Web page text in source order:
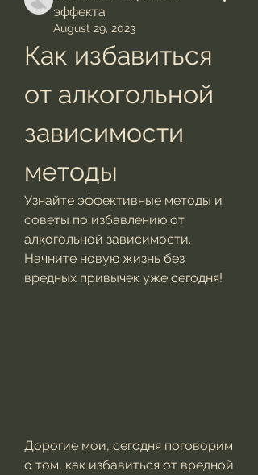
эффекта
August 29, 2023
Как избавиться
от алкогольной
зависимости
методы
Узнайте эффективные методы и
советы по избавлению от
алкогольной зависимости.
Начните новую жизнь без
вредных привычек уже сегодня!
Дорогие мои, сегодня поговорим
о том, как избавиться от вредной